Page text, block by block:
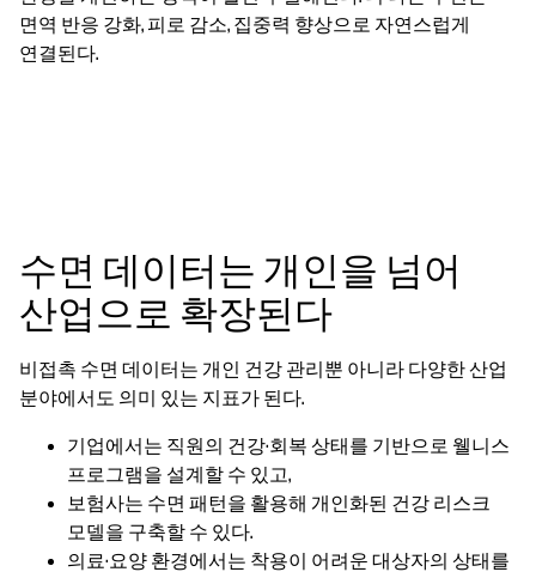
면역 반응 강화, 피로 감소, 집중력 향상으로 자연스럽게
연결된다.
수면 데이터는 개인을 넘어
산업으로 확장된다
비접촉 수면 데이터는 개인 건강 관리뿐 아니라 다양한 산업
분야에서도 의미 있는 지표가 된다.
기업에서는 직원의 건강·회복 상태를 기반으로 웰니스
프로그램을 설계할 수 있고,
보험사는 수면 패턴을 활용해 개인화된 건강 리스크
모델을 구축할 수 있다.
의료·요양 환경에서는 착용이 어려운 대상자의 상태를